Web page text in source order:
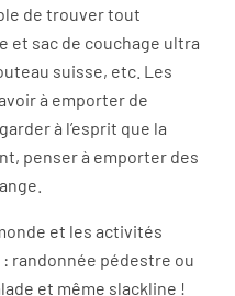
de trouver tout
et sac de couchage ultra
suisse, etc. Les
à emporter de
à l’esprit que la
penser à emporter des
et les activités
randonnée pédestre ou
et même slackline !